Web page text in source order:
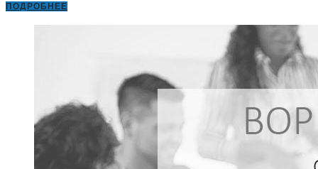
ПОДРОБНЕЕ